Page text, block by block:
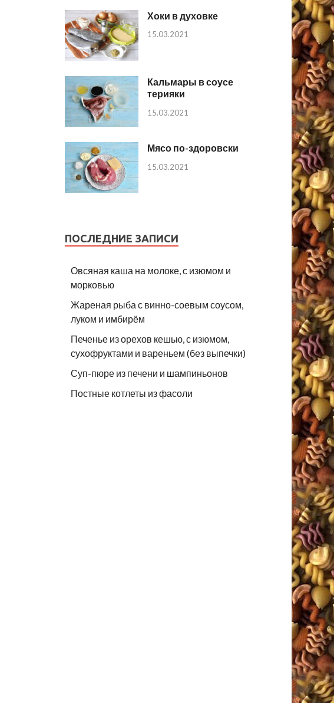
Хоки в духовке
15.03.2021
Кальмары в соусе
терияки
15.03.2021
Мясо по-здоровски
15.03.2021
ПОСЛЕДНИЕ ЗАПИСИ
Овсяная каша на молоке, с изюмом и
морковью
Жареная рыба с винно-соевым соусом,
луком и имбирём
Печенье из орехов кешью, с изюмом,
сухофруктами и вареньем (без выпечки)
Суп-пюре из печени и шампиньонов
Постные котлеты из фасоли